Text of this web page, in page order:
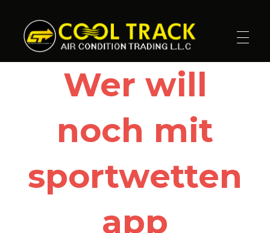
Cool Track Air Condition Trading LLC
Perfect Track of Comfort & Cool
Wer will
noch mit
sportwetten
app